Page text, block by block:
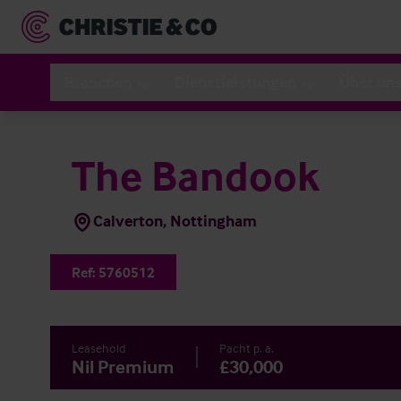
The Bandook
Calverton, Nottingham
Ref: 5760512
Leasehold
Nil Premium
Pacht p. a.
£30,000